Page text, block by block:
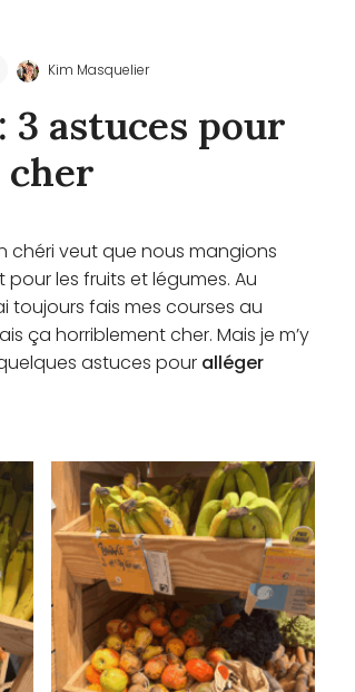
Kim Masquelier
3 astuces pour
cher
chéri veut que nous mangions
pour les fruits et légumes. Au
toujours fais mes courses au
ça horriblement cher. Mais je m’y
astuces pour alléger